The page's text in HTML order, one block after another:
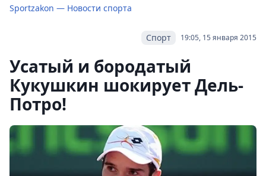
Sportzakon — Новости спорта
19:05, 15 января 2015
Спорт
Усатый и бородатый
Кукушкин шокирует Дель-
Потро!